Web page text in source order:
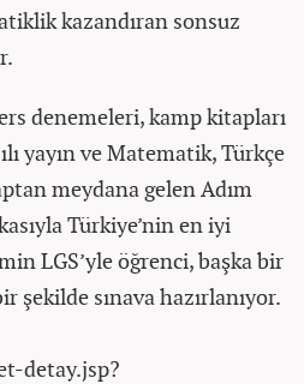
kazandıran sonsuz
denemeleri, kamp kitapları
yayın ve Matematik, Türkçe
meydana gelen Adım
Türkiye’nin en iyi
LGS’yle öğrenci, başka bir
şekilde sınava hazırlanıyor.
detay.jsp?